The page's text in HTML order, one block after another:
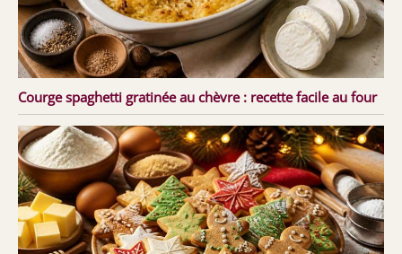
Courge spaghetti gratinée au chèvre : recette facile au four